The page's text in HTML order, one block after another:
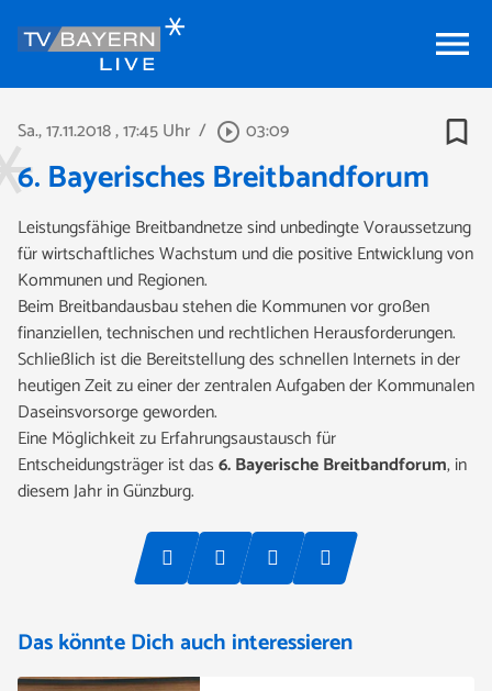
menu
Sa., 17.11.2018, 17:45 Uhr / play_circle_outline 03:09 bookmark_border
6. Bayerisches Breitbandforum
Leistungsfähige Breitbandnetze sind unbedingte Voraussetzung
für wirtschaftliches Wachstum und die positive Entwicklung von
Kommunen und Regionen.
Beim Breitbandausbau stehen die Kommunen vor großen
finanziellen, technischen und rechtlichen Herausforderungen.
Schließlich ist die Bereitstellung des schnellen Internets in der
heutigen Zeit zu einer der zentralen Aufgaben der Kommunalen
Daseinsvorsorge geworden.
Eine Möglichkeit zu Erfahrungsaustausch für
Entscheidungsträger ist das6. Bayerische Breitbandforum, in
diesem Jahr in Günzburg.
Das könnte Dich auch interessieren